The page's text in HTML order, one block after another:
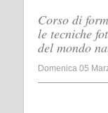
Corso di
le tecniche
del mondo
Domenica 05